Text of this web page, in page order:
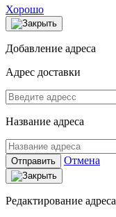
Хорошо
Добавление адреса
Адрес доставки
Название адреса
Отправить Отмена
Редактирование адреса